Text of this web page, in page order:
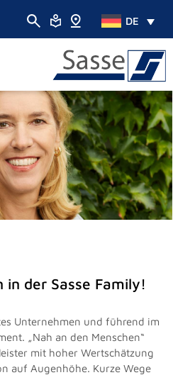
DE
in der Sasse Family!
Unternehmen und führend im
„Nah an den Menschen“
mit hoher Wertschätzung
auf Augenhöhe. Kurze Wege